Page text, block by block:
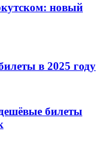
новый
в 2025 году
билеты